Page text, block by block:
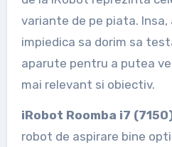
variante de pe piata. Insa,
impiedica sa dorim sa
aparute pentru a putea
mai relevant si obiectiv.
iRobot Roomba i7
robot de aspirare bine